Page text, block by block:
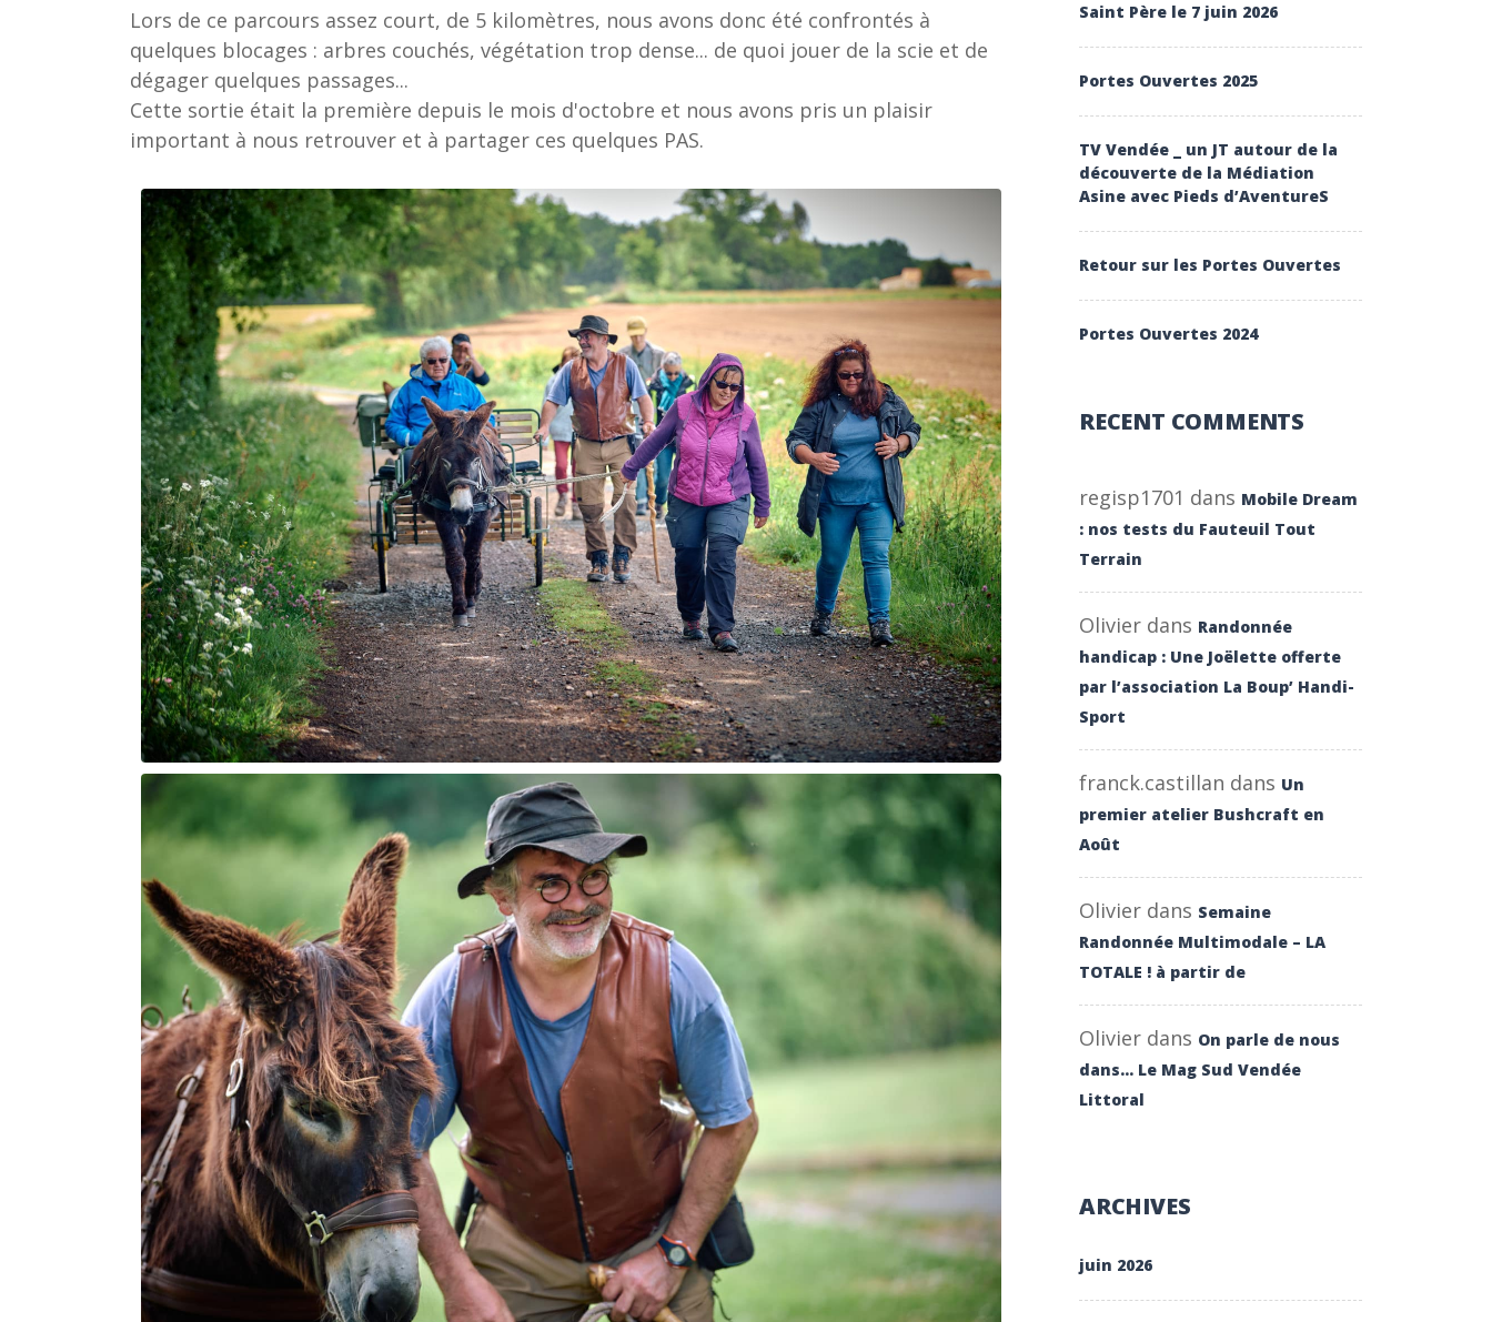
Lors de ce parcours assez court, de 5 kilomètres, nous avons donc été confrontés à
quelques blocages : arbres couchés, végétation trop dense... de quoi jouer de la scie et de
dégager quelques passages...
Cette sortie était la première depuis le mois d'octobre et nous avons pris un plaisir
important à nous retrouver et à partager ces quelques PAS.
Saint Père le 7 juin 2026
Portes Ouvertes 2025
TV Vendée _ un JT autour de la
découverte de la Médiation
Asine avec Pieds d’AventureS
Retour sur les Portes Ouvertes
Portes Ouvertes 2024
RECENT COMMENTS
regisp1701 dans Mobile Dream
: nos tests du Fauteuil Tout
Terrain
Olivier dans Randonnée
handicap : Une Joëlette offerte
par l’association La Boup’ Handi-
Sport
franck.castillan dans Un
premier atelier Bushcraft en
Août
Olivier dans Semaine
Randonnée Multimodale – LA
TOTALE ! à partir de
Olivier dans On parle de nous
dans… Le Mag Sud Vendée
Littoral
ARCHIVES
juin 2026